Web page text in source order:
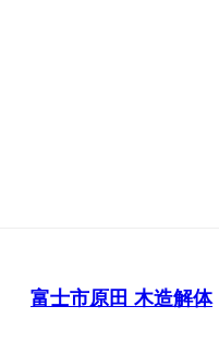
富士市原田 木造解体